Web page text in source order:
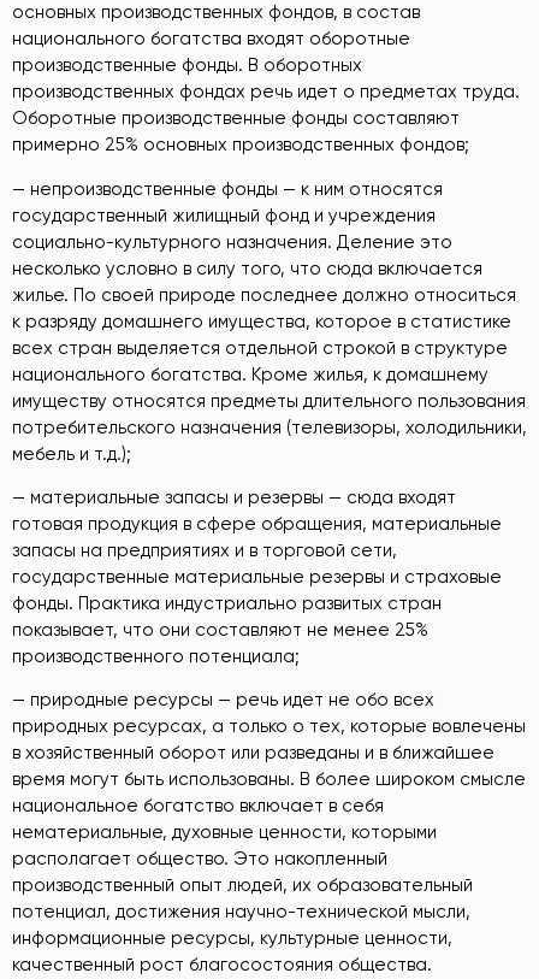
основных производственных фондов, в состав
национального богатства входят оборотные
производственные фонды. В оборотных
производственных фондах речь идет о предметах труда.
Оборотные производственные фонды составляют
примерно 25% основных производственных фондов;
— непроизводственные фонды — к ним относятся
государственный жилищный фонд и учреждения
социально-культурного назначения. Деление это
несколько условно в силу того, что сюда включается
жилье. По своей природе последнее должно относиться
к разряду домашнего имущества, которое в статистике
всех стран выделяется отдельной строкой в структуре
национального богатства. Кроме жилья, к домашнему
имуществу относятся предметы длительного пользования
потребительского назначения (телевизоры, холодильники,
мебель и т.д.);
— материальные запасы и резервы — сюда входят
готовая продукция в сфере обращения, материальные
запасы на предприятиях и в торговой сети,
государственные материальные резервы и страховые
фонды. Практика индустриально развитых стран
показывает, что они составляют не менее 25%
производственного потенциала;
— природные ресурсы — речь идет не обо всех
природных ресурсах, а только о тех, которые вовлечены
в хозяйственный оборот или разведаны и в ближайшее
время могут быть использованы. В более широком смысле
национальное богатство включает в себя
нематериальные, духовные ценности, которыми
располагает общество. Это накопленный
производственный опыт людей, их образовательный
потенциал, достижения научно-технической мысли,
информационные ресурсы, культурные ценности,
качественный рост благосостояния общества.